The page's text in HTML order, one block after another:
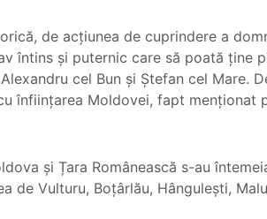
de acțiunea de cuprindere a
întins și puternic care să poată ține
cel Bun și Ștefan cel Mare.
înființarea Moldovei, fapt menționat
și Țara Românească s-au
de Vulturu, Boțârlău, Hângulești,